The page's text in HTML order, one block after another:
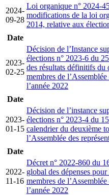
2024-
09-28
Loi organique n° 2024-
modifications de la loi
2014, relative aux
Date
2023-
02-25
Décision de l’Instance
élections n° 2023-6 du
des résultats définitifs du
membres de
l’année 2022
Date
2023-
01-15
Décision de l’instance
élections n° 2023-4 du
calendrier du deuxième
l’Assemblée des
Date
2022-
11-16
Décret n° 2022-860 du
global des dépenses
membres de
l’année 2022